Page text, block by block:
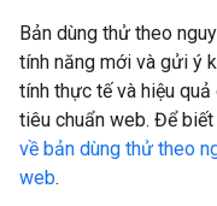
Bản dùng thử theo
tính năng mới và gửi ý
tính thực tế và hiệu
tiêu chuẩn web. Để
về bản dùng thử theo
web.